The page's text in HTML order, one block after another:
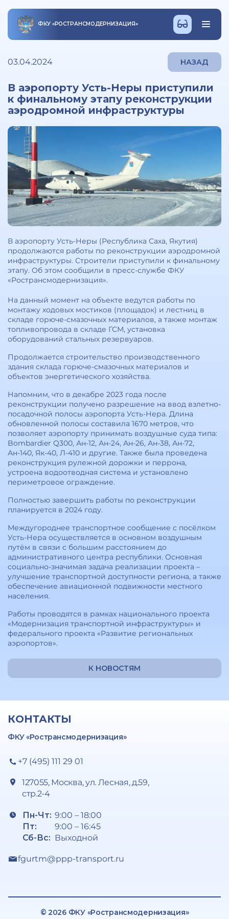
ФКУ «РОСТРАНСМОДЕРНИЗАЦИЯ»
03.04.2024 НАЗАД
В аэропорту Усть-Неры приступили
к финальному этапу реконструкции
аэродромной инфраструктуры
В аэропорту Усть-Неры (Республика Саха, Якутия)
продолжаются работы по реконструкции аэродромной
инфраструктуры. Строители приступили к финальному
этапу. Об этом сообщили в пресс-службе ФКУ
«Ространсмодернизация».
На данный момент на объекте ведутся работы по
монтажу ходовых мостиков (площадок) и лестниц в
складе горюче-смазочных материалов, а также монтаж
топливопровода в складе ГСМ, установка
оборудований стальных резервуаров.
Продолжается строительство производственного
здания склада горюче-смазочных материалов и
объектов энергетического хозяйства.
Напомним, что в декабре 2023 года после
реконструкции получено разрешение на ввод взлетно-
посадочной полосы аэропорта Усть-Нера. Длина
обновленной полосы составила 1670 метров, что
позволяет аэропорту принимать воздушные суда типа:
Bombardier Q300, Ан-12, Ан-24, Ан-26, Ан-38, Ан-72,
Ан-140, Як-40, Л-410 и другие. Также была проведена
реконструкция рулежной дорожки и перрона,
устроена водоотводная система и установлено
периметровое ограждение.
Полностью завершить работы по реконструкции
планируется в 2024 году.
Междугороднее транспортное сообщение с посёлком
Усть-Нера осуществляется в основном воздушным
путём в связи с большим расстоянием до
административного центра республики. Основная
социально-значимая задача реализации проекта –
улучшение транспортной доступности региона, а также
обеспечение авиационной подвижности местного
населения.
Работы проводятся в рамках национального проекта
«Модернизация транспортной инфраструктуры» и
федерального проекта «Развитие региональных
аэропортов».
К НОВОСТЯМ
КОНТАКТЫ
ФКУ «Ространсмодернизация»
+7 (495) 111 29 01
127055, Москва, ул. Лесная, д.59,
стр.2-4
Пн-Чт:
Пт:
Сб-Вс:
9:00 – 18:00
9:00 – 16:45
Выходной
fgurtm@ppp-transport.ru
© 2026 ФКУ «Ространсмодернизация»